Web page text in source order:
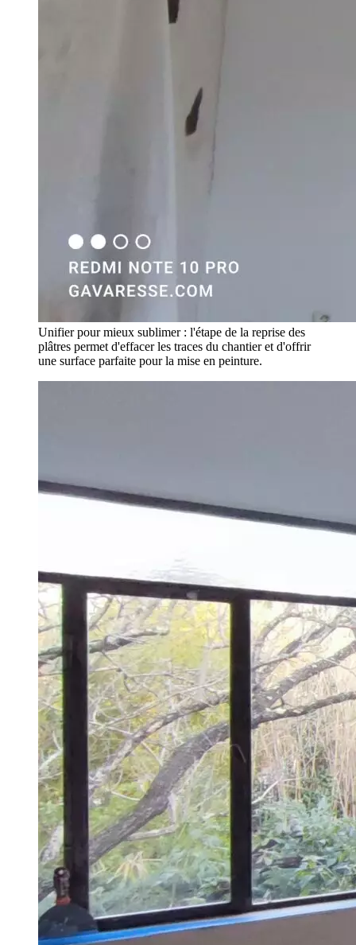
Unifier pour mieux sublimer : l'étape de la reprise des
plâtres permet d'effacer les traces du chantier et d'offrir
une surface parfaite pour la mise en peinture.